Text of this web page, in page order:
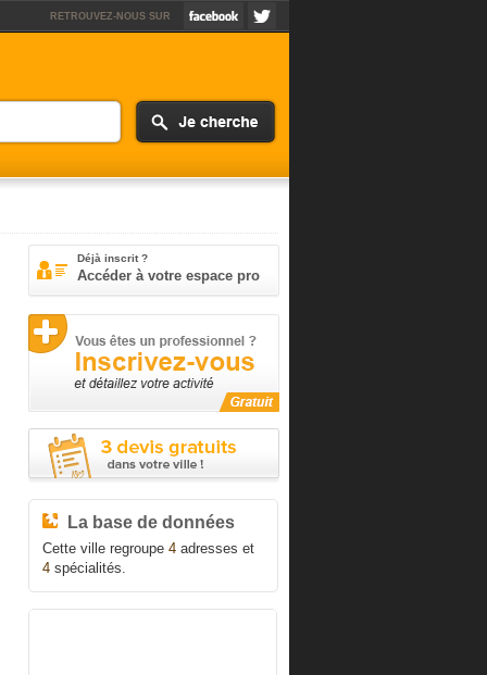
RETROUVEZ-NOUS SUR
Déjà inscrit ?
Accéder à votre espace pro
La base de données
Cette ville regroupe 4adresses et
4spécialités.